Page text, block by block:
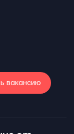
вакансию